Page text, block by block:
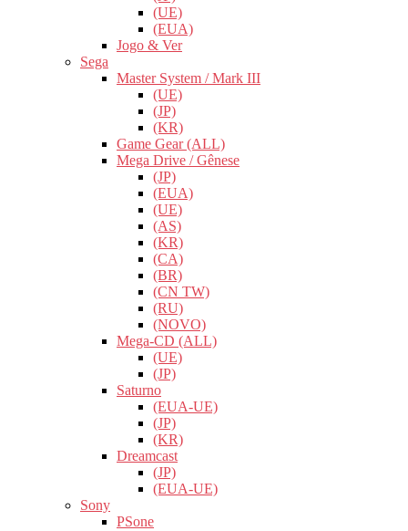
(UE)
(EUA)
Jogo & Ver
Sega
Master System / Mark III
(UE)
(JP)
(KR)
Game Gear (ALL)
Mega Drive / Gênese
(JP)
(EUA)
(UE)
(AS)
(KR)
(CA)
(BR)
(CN TW)
(RU)
(NOVO)
Mega-CD (ALL)
(UE)
(JP)
Saturno
(EUA-UE)
(JP)
(KR)
Dreamcast
(JP)
(EUA-UE)
Sony
PSone